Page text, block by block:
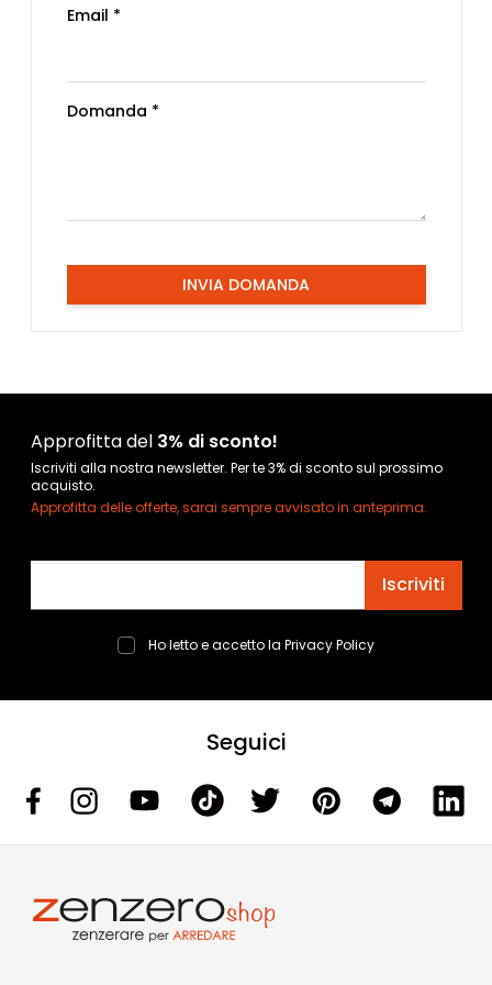
Email *
Domanda *
INVIA DOMANDA
Approfitta del 3% di sconto!
Iscriviti alla nostra newsletter. Per te 3% di sconto sul prossimo
acquisto.
Approfitta delle offerte, sarai sempre avvisato in anteprima.
Iscriviti
Ho letto e accetto la Privacy Policy
Seguici